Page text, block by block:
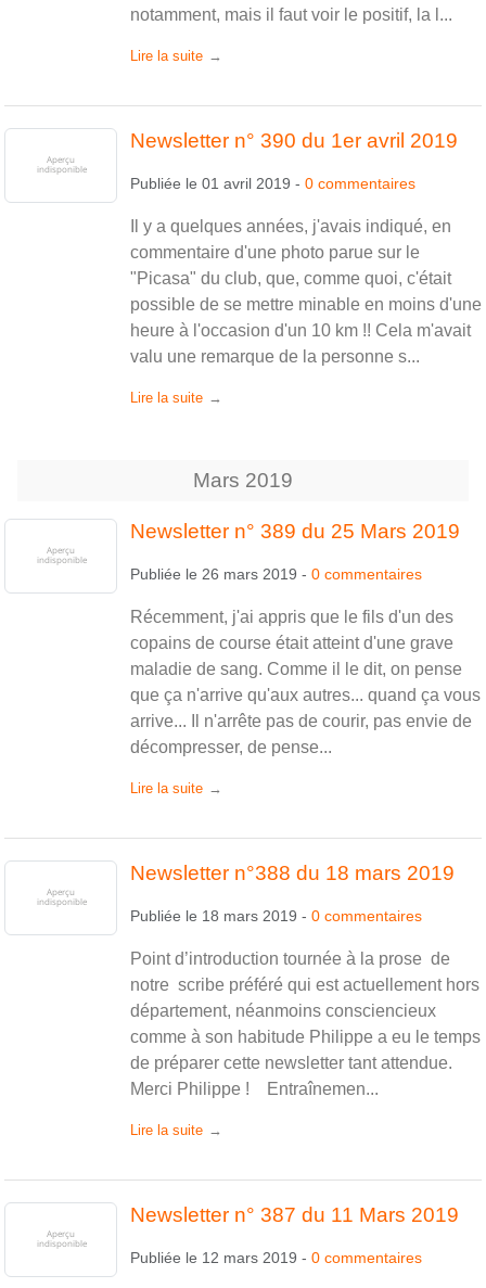
notamment, mais il faut voir le positif, la l...
Lire la suite
Newsletter n° 390 du 1er avril 2019
Publiée le 01 avril 2019 - 0 commentaires
Il y a quelques années, j'avais indiqué, en
commentaire d'une photo parue sur le
"Picasa" du club, que, comme quoi, c'était
possible de se mettre minable en moins d'une
heure à l'occasion d'un 10 km !! Cela m'avait
valu une remarque de la personne s...
Lire la suite
Mars 2019
Newsletter n° 389 du 25 Mars 2019
Publiée le 26 mars 2019 - 0 commentaires
Récemment, j'ai appris que le fils d'un des
copains de course était atteint d'une grave
maladie de sang. Comme il le dit, on pense
que ça n'arrive qu'aux autres... quand ça vous
arrive... Il n'arrête pas de courir, pas envie de
décompresser, de pense...
Lire la suite
Newsletter n°388 du 18 mars 2019
Publiée le 18 mars 2019 - 0 commentaires
Point d’introduction tournée à la prose de
notre scribe préféré qui est actuellement hors
département, néanmoins consciencieux
comme à son habitude Philippe a eu le temps
de préparer cette newsletter tant attendue.
Merci Philippe ! Entraînemen...
Lire la suite
Newsletter n° 387 du 11 Mars 2019
Publiée le 12 mars 2019 - 0 commentaires